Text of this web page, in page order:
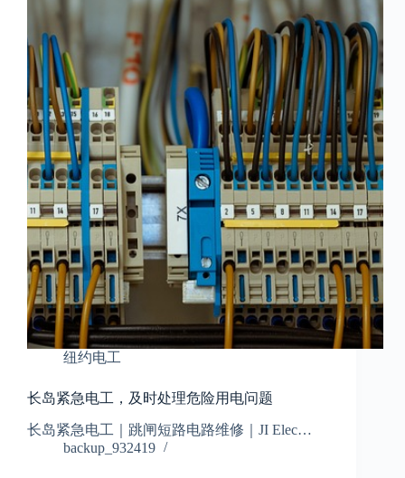
纽约电工
长岛紧急电工，及时处理危险用电问题
长岛紧急电工｜跳闸短路电路维修｜JI Elec…
backup_932419